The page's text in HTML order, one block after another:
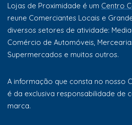
Lojas de Proximidade é um Centro
reune Comerciantes Locais e
diversos setores de atividade:
Comércio de Automóveis,
Supermercados e muitos outros.
A informação que consta no nosso
é da exclusiva responsabilidade de
marca.